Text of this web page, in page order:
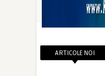
ARTICOLE NOI